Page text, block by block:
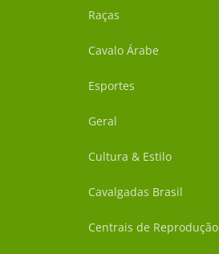
Raças
Cavalo Árabe
Esportes
Geral
Cultura & Estilo
Cavalgadas Brasil
Centrais de Reprodução